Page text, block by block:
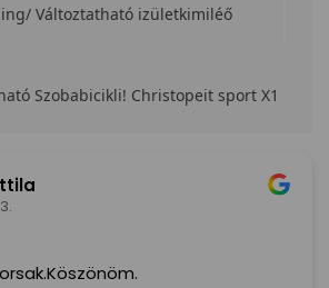
Változtatható izületkimiléő
Szobabicikli! Christopeit sport X1